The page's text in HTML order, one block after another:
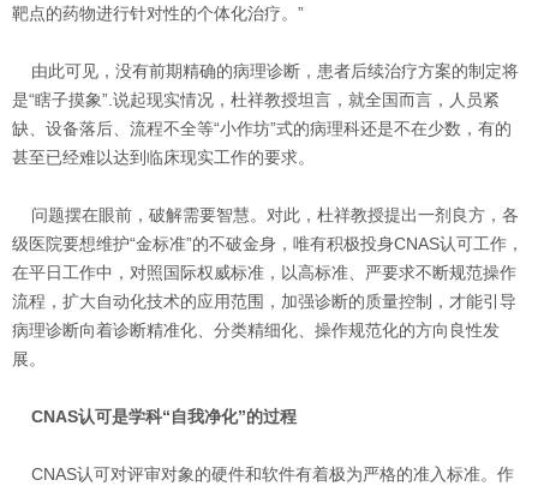
靶点的药物进行针对性的个体化治疗。”
由此可见，没有前期精确的病理诊断，患者后续治疗方案的制定将
是“瞎子摸象”.说起现实情况，杜祥教授坦言，就全国而言，人员紧
缺、设备落后、流程不全等“小作坊”式的病理科还是不在少数，有的
甚至已经难以达到临床现实工作的要求。
问题摆在眼前，破解需要智慧。对此，杜祥教授提出一剂良方，各
级医院要想维护“金标准”的不破金身，唯有积极投身CNAS认可工作，
在平日工作中，对照国际权威标准，以高标准、严要求不断规范操作
流程，扩大自动化技术的应用范围，加强诊断的质量控制，才能引导
病理诊断向着诊断精准化、分类精细化、操作规范化的方向良性发
展。
CNAS认可是学科“自我净化”的过程
CNAS认可对评审对象的硬件和软件有着极为严格的准入标准。作